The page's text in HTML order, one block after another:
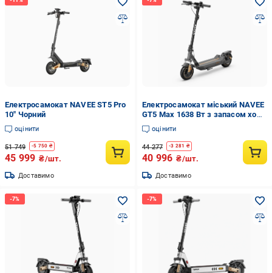
Електросамокат NAVEE ST5 Pro
10" Чорний
оцінити
51 749 -5 750 ₴
45 999 ₴/шт.
Доставимо
Електросамокат міський NAVEE
GT5 Max 1638 Вт з запасом ходу
90 км (GT5 Max EU)
оцінити
44 277 -3 281 ₴
40 996 ₴/шт.
Доставимо